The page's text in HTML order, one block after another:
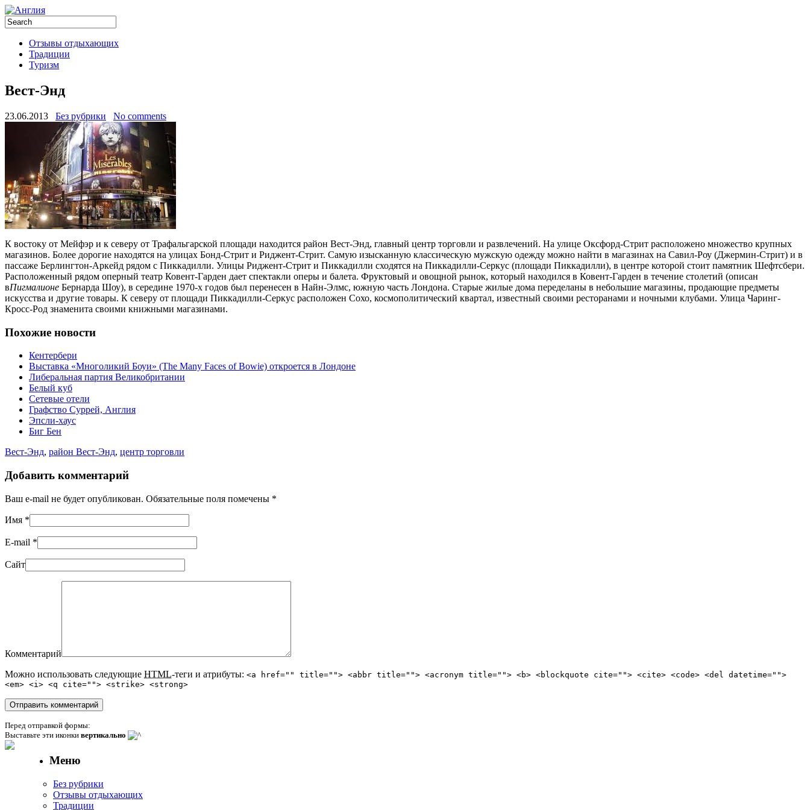
Отзывы отдыхающих
Традиции
Туризм
Вест-Энд
23.06.2013 Без рубрики No comments
К востоку от Мейфэр и к северу от Трафальгарской площади находится район Вест-Энд, главный центр торговли и развлечений. На улице Оксфорд-Стрит расположено множество крупных
магазинов. Более дорогие находятся на улицах Бонд-Стрит и Риджент-Стрит. Самую изысканную классическую мужскую одежду можно найти в магазинах на Савил-Роу (Джермин-Стрит) и в
пассаже Берлингтон-Аркейд рядом с Пиккадилли. Улицы Риджент-Стрит и Пиккадилли сходятся на Пиккадилли-Серкус (площади Пиккадилли), в центре которой стоит памятник Шефтсбери.
Расположенный рядом оперный театр Ковент-Гарден дает спектакли оперы и балета. Фруктовый и овощной рынок, который находился в Ковент-Гарден в течение столетий (описан
вПигмалионе Бернарда Шоу), в середине 1970-х годов был перенесен в Найн-Элмс, южную часть Лондона. Старые жилые дома переделаны в небольшие магазины, продающие предметы
искусства и другие товары. К северу от площади Пиккадилли-Серкус расположен Сохо, космополитический квартал, известный своими ресторанами и ночными клубами. Улица Чаринг-
Кросс-Род знаменита своими книжными магазинами.
Похожие новости
Кентербери
Выставка «Многоликий Боуи» (The Many Faces of Bowie) откроется в Лондоне
Либеральная партия Великобритании
Белый куб
Сетевые отели
Графство Суррей, Англия
Эпсли-хаус
Биг Бен
Вест-Энд, район Вест-Энд, центр торговли
Добавить комментарий
Ваш e-mail не будет опубликован. Обязательные поля помечены *
Имя *
E-mail *
Сайт
Комментарий
Можно использовать следующие HTML-теги и атрибуты: <a href="" title=""> <abbr title=""> <acronym title=""> <b> <blockquote cite=""> <cite> <code> <del datetime="">
<em> <i> <q cite=""> <strike> <strong>
Перед отправкой формы:
Выставьте эти иконки вертикально
Меню
Без рубрики
Отзывы отдыхающих
Традиции